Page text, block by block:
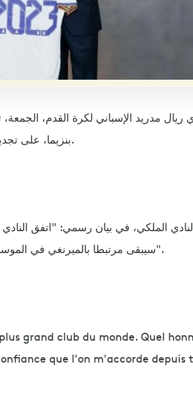
ريال مدريد الإسباني لكرة القدم،
بنزيما، على تجديد عقده مع الفريق الملكي حتى صيف 2023.
الملكي، في بيان رسمي: "اتفق
سيبقى مرتبطا بالميرنغي في الموسمين المقبلين، وحتى 30 يونيو/حزيران 2023".
grand club du monde. Quel
que l'on m'accorde depuis